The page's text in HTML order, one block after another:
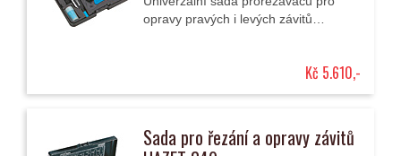
opravy pravých i levých závitů
Kč 5.610,-
Sada pro řezání a opravy závitů